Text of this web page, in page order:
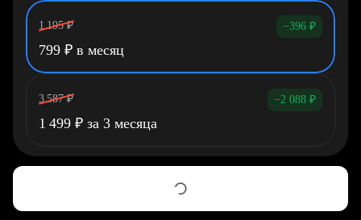
1 195 ₽ −396 ₽
799 ₽ в месяц
3 587 ₽ −2 088 ₽
1 499 ₽ за 3 месяца